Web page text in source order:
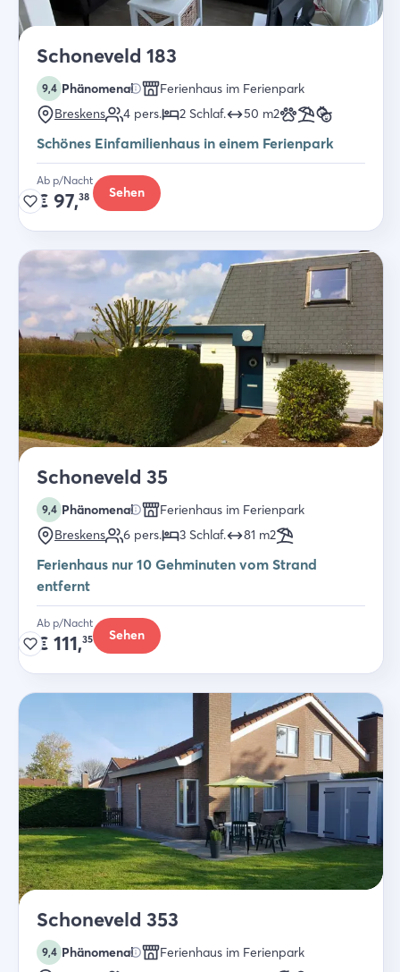
Schoneveld 183
9,4 Phänomenal
Ferienhaus im Ferienpark
Breskens
4 pers. 2 Schlaf. 50 m2
Schönes Einfamilienhaus in einem Ferienpark
Ab p/Nacht
€ 97,38 Sehen
Schoneveld 35
9,4 Phänomenal
Ferienhaus im Ferienpark
Breskens
6 pers. 3 Schlaf. 81 m2
Ferienhaus nur 10 Gehminuten vom Strand
entfernt
Ab p/Nacht
€ 111,35 Sehen
Schoneveld 353
9,4 Phänomenal
Ferienhaus im Ferienpark